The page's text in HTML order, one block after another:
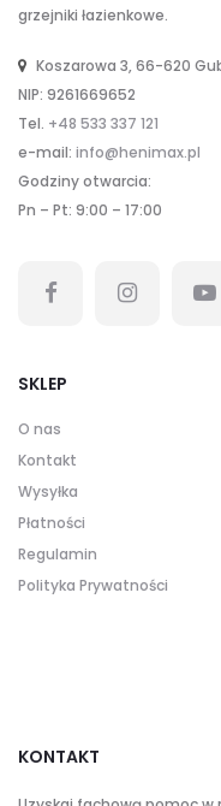
grzejniki łazienkowe.
Koszarowa 3, 66-620
NIP: 9261669652
Tel. +48 533 337 121
e-mail: info@henimax.pl
Godziny otwarcia:
Pn – Pt: 9:00 – 17:00
SKLEP
O nas
Kontakt
Wysyłka
Płatności
Regulamin
Polityka Prywatności
KONTAKT